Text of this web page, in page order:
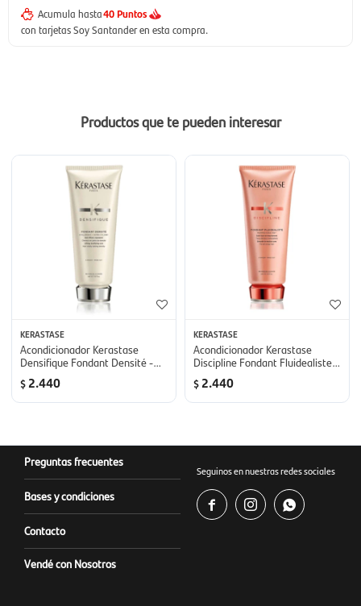
Acumula hasta40 Puntos
con tarjetas Soy Santander en esta compra.
Productos que te pueden interesar
KERASTASE
Acondicionador Kerastase
Densifique Fondant Densité -
200 ml
$2.440
KERASTASE
Acondicionador Kerastase
Discipline Fondant Fluidealiste -
200 ml
$2.440
Preguntas frecuentes
Bases y condiciones
Contacto
Vendé con Nosotros
Seguinos en nuestras redes sociales
  